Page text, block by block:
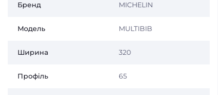
Бренд MICHELIN
Модель MULTIBIB
Ширина 320
Профіль 65